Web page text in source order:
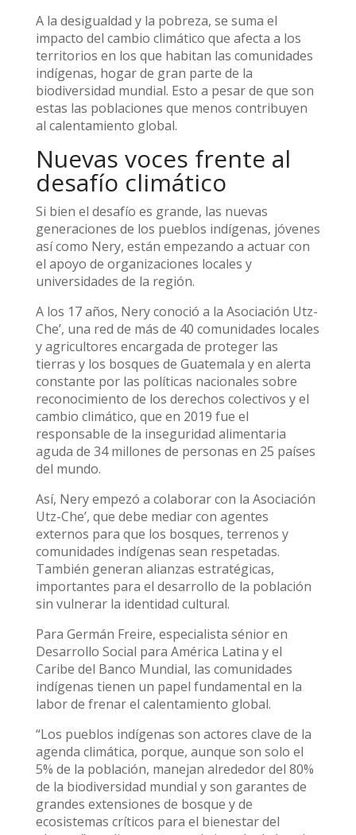
A la desigualdad y la pobreza, se suma el
impacto del cambio climático que afecta a los
territorios en los que habitan las comunidades
indígenas, hogar de gran parte de la
biodiversidad mundial. Esto a pesar de que son
estas las poblaciones que menos contribuyen
al calentamiento global.
Nuevas voces frente al
desafío climático
Si bien el desafío es grande, las nuevas
generaciones de los pueblos indígenas, jóvenes
así como Nery, están empezando a actuar con
el apoyo de organizaciones locales y
universidades de la región.
A los 17 años, Nery conoció a la Asociación Utz-
Che’, una red de más de 40 comunidades locales
y agricultores encargada de proteger las
tierras y los bosques de Guatemala y en alerta
constante por las políticas nacionales sobre
reconocimiento de los derechos colectivos y el
cambio climático, que en 2019 fue el
responsable de la inseguridad alimentaria
aguda de 34 millones de personas en 25 países
del mundo.
Así, Nery empezó a colaborar con la Asociación
Utz-Che’, que debe mediar con agentes
externos para que los bosques, terrenos y
comunidades indígenas sean respetadas.
También generan alianzas estratégicas,
importantes para el desarrollo de la población
sin vulnerar la identidad cultural.
Para Germán Freire, especialista sénior en
Desarrollo Social para América Latina y el
Caribe del Banco Mundial, las comunidades
indígenas tienen un papel fundamental en la
labor de frenar el calentamiento global.
“Los pueblos indígenas son actores clave de la
agenda climática, porque, aunque son solo el
5% de la población, manejan alrededor del 80%
de la biodiversidad mundial y son garantes de
grandes extensiones de bosque y de
ecosistemas críticos para el bienestar del